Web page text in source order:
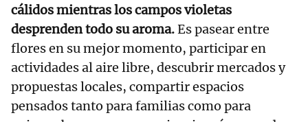
cálidos mientras los campos violetas
desprenden todo su aroma.Es pasear entre
flores en su mejor momento, participar en
actividades al aire libre, descubrir mercados y
propuestas locales, compartir espacios
pensados tanto para familias como para